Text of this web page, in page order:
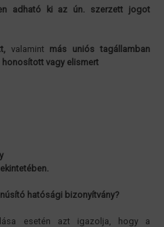
adható ki az ún. szerzett jogot
valamint más uniós tagállamban
vagy elismert
hatósági bizonyítvány?
esetén azt igazolja, hogy a